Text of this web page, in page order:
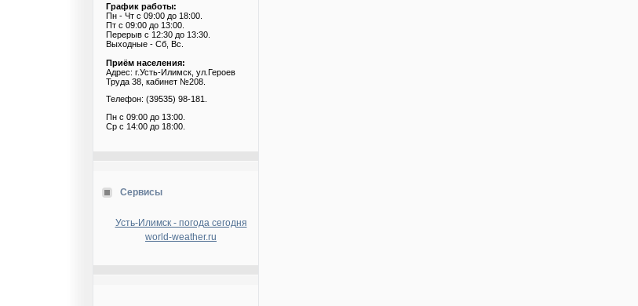
График работы:
Пн - Чт с 09:00 до 18:00.
Пт с 09:00 до 13:00.
Перерыв с 12:30 до 13:30.
Выходные - Сб, Вс.
Приём населения:
Адрес: г.Усть-Илимск, ул.Героев
Труда 38, кабинет №208.
Телефон: (39535) 98-181.
Пн с 09:00 до 13:00.
Ср с 14:00 до 18:00.
Сервисы
Усть-Илимск - погода сегодня
world-weather.ru